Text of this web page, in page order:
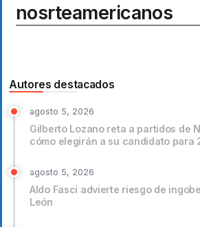
nosrteamericanos
Autores destacados
agosto 5, 2026
Gilberto Lozano reta a partidos de
cómo elegirán a su candidato para
agosto 5, 2026
Aldo Fasci advierte riesgo de
León